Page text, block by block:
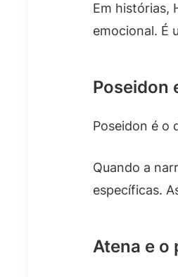
Em histórias,
emocional. É
Poseidon
Poseidon é o
Quando a
específicas.
Atena e o